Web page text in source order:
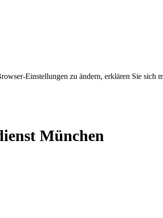
Einstellungen zu ändern, erklären Sie sich
München